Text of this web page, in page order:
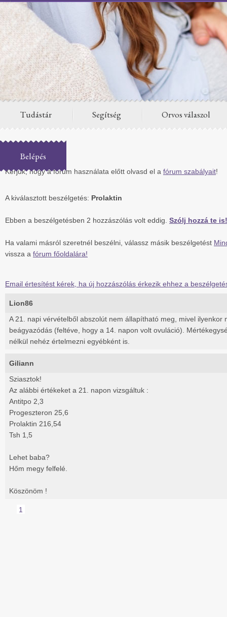
Tudástár Segítség Orvos válaszol
Belépés
Fórum
Kérjük, hogy a fórum használata előtt olvasd el a fórum szabályait!
A kiválasztott beszélgetés: Prolaktin
Ebben a beszélgetésben 2 hozzászólás volt eddig. Szólj hozzá te is!
Ha valami másról szeretnél beszélni, válassz másik beszélgetést
vissza a fórum főoldalára!
Email értesítést kérek, ha új hozzászólás érkezik ehhez a
Lion86
A 21. napi vérvételből abszolút nem állapítható meg, mivel ilyenkor
beágyazódás (feltéve, hogy a 14. napon volt ovuláció).
nélkül nehéz értelmezni egyébként is.
Giliann
Sziasztok!
Az alábbi értékeket a 21. napon vizsgáltuk :
Antitpo 2,3
Progeszteron 25,6
Prolaktin 216,54
Tsh 1,5
Lehet baba?
Hőm megy felfelé.
Köszönöm !
1